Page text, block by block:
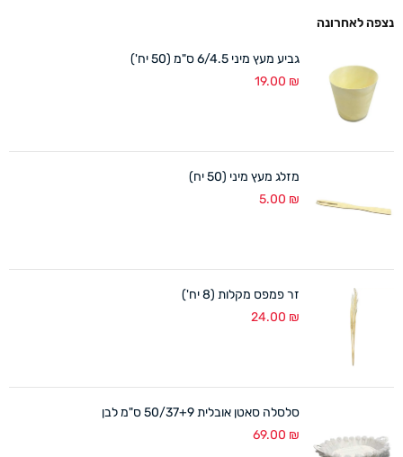
נצפה לאחרונה
גביע מעץ מיני 6/4.5 ס"מ (50 יח')
19.00 ₪
מזלג מעץ מיני (50 יח)
5.00 ₪
זר פמפס מקלות (8 יח')
24.00 ₪
סלסלה סאטן אובלית 50/37+9 ס"מ לבן
69.00 ₪